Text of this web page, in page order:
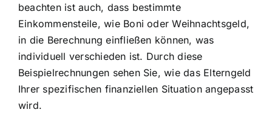
beachten ist auch, dass bestimmte
Einkommensteile, wie Boni oder Weihnachtsgeld,
in die Berechnung einfließen können, was
individuell verschieden ist. Durch diese
Beispielrechnungen sehen Sie, wie das Elterngeld
Ihrer spezifischen finanziellen Situation angepasst
wird.